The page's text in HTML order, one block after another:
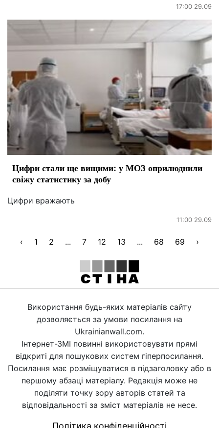
17:00 29.09
Цифри стали ще вищими: у МОЗ оприлюднили
свіжу статистику за добу
Цифри вражають
11:00 29.09
‹ 1 2 ... 7 12 13 ... 68 69 ›
Використання будь-яких матеріалів сайту
дозволяється за умови посилання на
Ukrainianwall.com.
Інтернет-ЗМІ повинні використовувати прямі
відкриті для пошукових систем гіперпосилання.
Посилання має розміщуватися в підзаголовку або в
першому абзаці матеріалу. Редакція може не
поділяти точку зору авторів статей та
відповідальності за зміст матеріалів не несе.
Політика конфіденційності